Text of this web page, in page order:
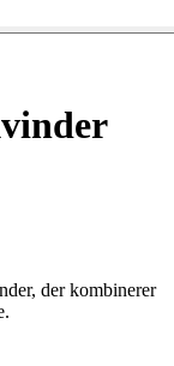
der kombinerer